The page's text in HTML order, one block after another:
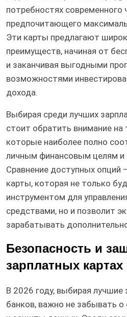
потребностях современного
предпочитающего
Эти карты предлагают
преимуществ, начиная от
и заканчивая выгодными
возможностями
дохода.
Выбирая среди лучших
стоит обратить внимание на
которые наиболее полно
личным финансовым целям и
Сравнение доступных
карты, которая не только
инструментом для
средствами, но и позволит
зарабатывать
Безопасность и
зарплатных картах
В 2026 году, выбирая
банков, важно не забывать